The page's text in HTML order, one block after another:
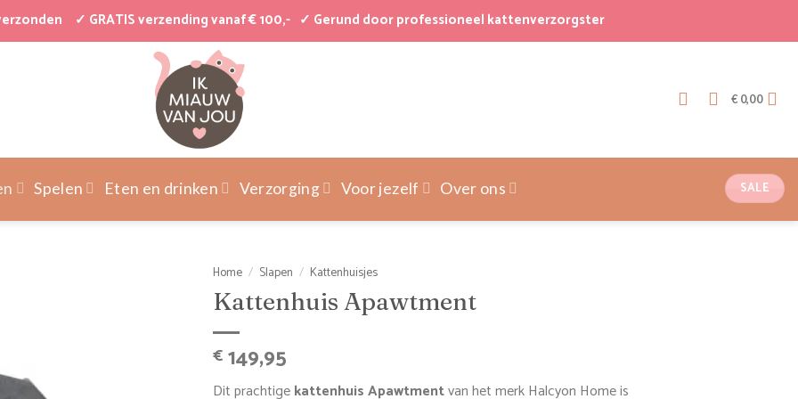
✓ GRATIS verzending vanaf € 100,- ✓ Gerund door professioneel kattenverzorgster
€ 0,00
Spelen Eten en drinken Verzorging Voor jezelf Over ons SALE
Home / Slapen / Kattenhuisjes
Kattenhuis Apawtment
€ 149,95
Dit prachtigekattenhuis Apawtmentvan het merk Halcyon Home is